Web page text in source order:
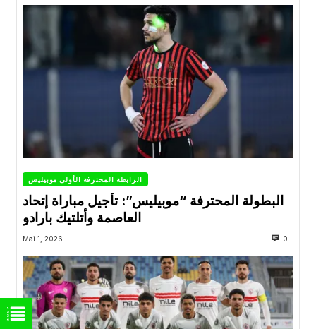
الرابطة المحترفة الأولى موبيليس
البطولة المحترفة “موبيليس”: تأجيل مباراة إتحاد
العاصمة وأتلتيك بارادو
Mai 1, 2026 0